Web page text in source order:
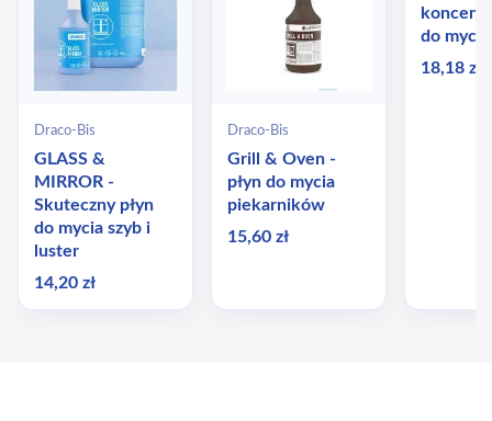
Draco-Bis
GLASS &
MIRROR -
Skuteczny płyn
do mycia szyb i
luster
14,20 zł
Draco-Bis
Grill & Oven -
płyn do mycia
piekarników
15,60 zł
do mycia
18,18 zł